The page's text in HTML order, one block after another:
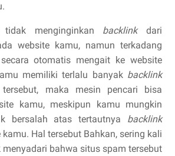
menginginkan backlinkdari
website kamu, namun terkadang
otomatis mengait ke website
memiliki terlalu banyak backlink
maka mesin pencari bisa
kamu, meskipun kamu mungkin
bersalah atas tertautnya backlink
kamu. Hal tersebut Bahkan, sering kali
bahwa situs spam tersebut